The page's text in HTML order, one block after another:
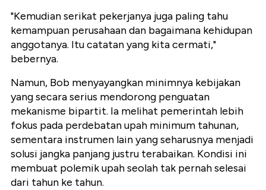
"Kemudian serikat pekerjanya juga paling tahu
kemampuan perusahaan dan bagaimana kehidupan
anggotanya. Itu catatan yang kita cermati,"
bebernya.
Namun, Bob menyayangkan minimnya kebijakan
yang secara serius mendorong penguatan
mekanisme bipartit. Ia melihat pemerintah lebih
fokus pada perdebatan upah minimum tahunan,
sementara instrumen lain yang seharusnya menjadi
solusi jangka panjang justru terabaikan. Kondisi ini
membuat polemik upah seolah tak pernah selesai
dari tahun ke tahun.